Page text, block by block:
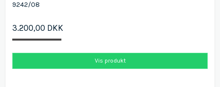
9242/08
3.200,00 DKK
Vis produkt